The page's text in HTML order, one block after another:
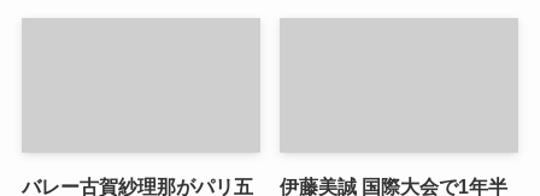
バレー古賀紗理那がパリ五
伊藤美誠 国際大会で1年半